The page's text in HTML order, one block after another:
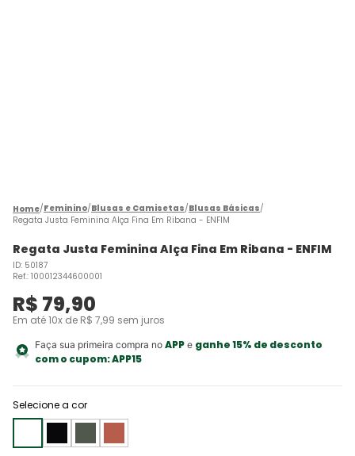
Feminino Blusas e Camisetas Blusas Básicas
Regata Justa Feminina Alça Fina Em Ribana - ENFIM
Regata Justa Feminina Alça Fina Em Ribana - ENFIM
ID: 50187
Ref.: 100012344600001
R$ 79,90
Em até10x de R$ 7,99 sem juros
Faça sua primeira compra no APPe ganhe 15% de desconto
com o cupom:APP15
Selecione a cor